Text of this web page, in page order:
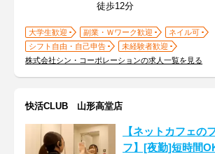
徒歩12分
大学生歓迎 副業・Ｗワーク歓迎
ネイル可
シフト自由・自己申告
未経験者歓迎
株式会社シン・コーポレーションの求人一覧を見る
快活CLUB 山形高堂店
【ネットカフェの
フ】[夜勤]短時間